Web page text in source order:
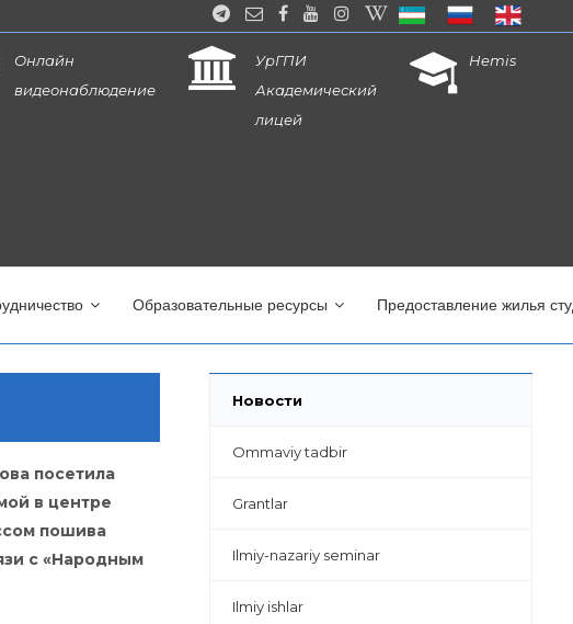
Онлайн
видеонаблюдение
УрГПИ
Академический
лицей
Hemis
Образовательные ресурсы Предоставление жилья
посетила
в центре
пошива
с «Народным
Новости
Ommaviy tadbir
Grantlar
Ilmiy-nazariy seminar
Ilmiy ishlar